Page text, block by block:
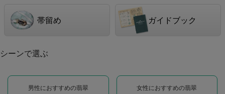
帯留め ガイドブック
シーンで選ぶ
男性におすすめの翡翠 女性におすすめの翡翠